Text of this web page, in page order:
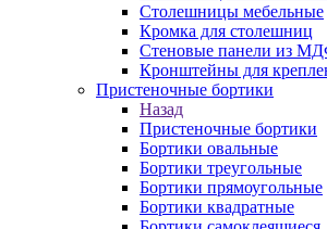
Столешницы мебельные
Кромка для столешниц
Стеновые панели из
Кронштейны для
Пристеночные бортики
Назад
Пристеночные бортики
Бортики овальные
Бортики треугольные
Бортики прямоугольные
Бортики квадратные